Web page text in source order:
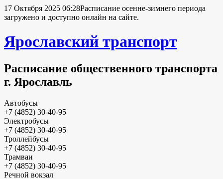
17 Октября 2025 06:28Расписание осенне-зимнего периода
загружено и доступно онлайн на сайте.
Ярославский транспорт
Расписание общественного транспорта
г. Ярославль
Автобусы
+7 (4852) 30-40-95
Электробусы
+7 (4852) 30-40-95
Троллейбусы
+7 (4852) 30-40-95
Трамваи
+7 (4852) 30-40-95
Речной вокзал